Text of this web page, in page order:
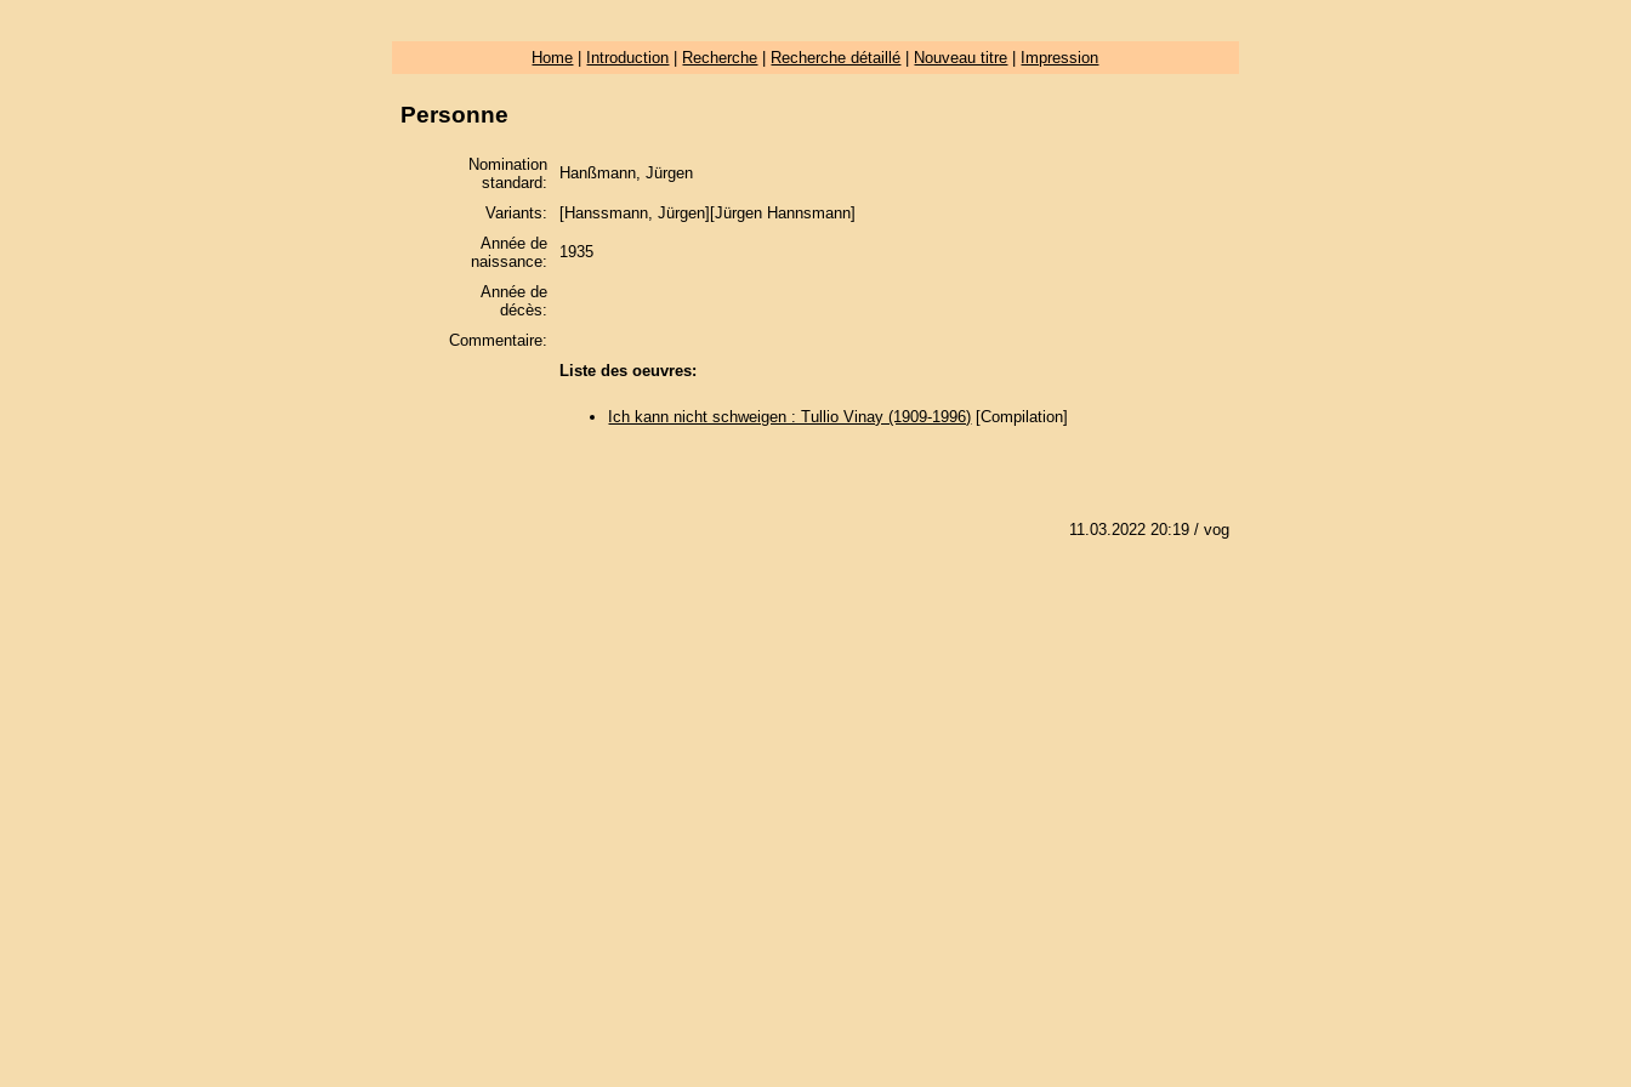
Home Introduction Recherche Recherche détaillé Nouveau titre Impression
Personne
Nomination
standard:
Hanßmann, Jürgen
Variants:
[Hanssmann, Jürgen][Jürgen Hannsmann]
Année de
naissance:
1935
Année de
décès:
Commentaire:
Liste des oeuvres:
Ich kann nicht schweigen : Tullio Vinay (1909-1996) [Compilation]
11.03.2022 20:19/ vog